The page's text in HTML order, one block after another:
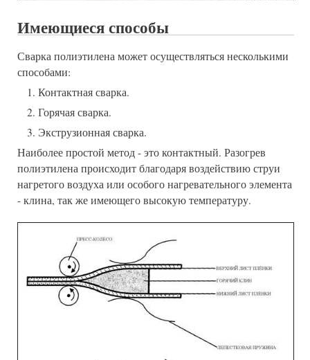
Имеющиеся способы
Сварка полиэтилена может осуществляться несколькими
способами:
Контактная сварка.
Горячая сварка.
Экструзионная сварка.
Наиболее простой метод - это контактный. Разогрев
полиэтилена происходит благодаря воздействию струи
нагретого воздуха или особого нагревательного элемента
- клина, так же имеющего высокую температуру.